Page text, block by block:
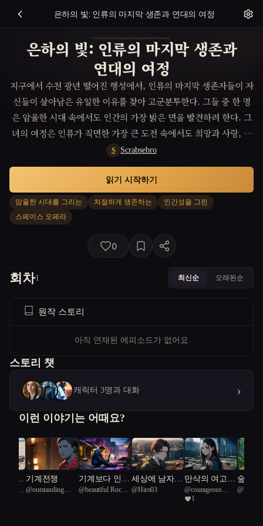
은하의 빛: 인류의 마지막 생존과 연대의 여정
은하의 빛: 인류의 마지막 생존과
연대의 여정
지구에서 수천 광년 떨어진 행성에서, 인류의 마지막 생존자들이 자
신들이 살아남은 유일한 이유를 찾아 고군분투한다. 그들 중 한 명
은 암울한 시대 속에서도 인간의 가장 밝은 면을 발견하려 한다. 그
녀의 여정은 인류가 직면한 가장 큰 도전 속에서도 희망과 사랑, 연
대의 중요성을 탐구한다.
S Scrabsebro
암울한 시대를 그리는 처절하게 생존하는
인간성을 그린
스페이스 오페라
읽기 시작하기
0
회차1 최신순 오래된순
원작 스토리
아직 연재된 에피소드가 없어요
스토리 챗
캐릭터 3명과 대화 ›
이런 이야기는 어때요?
지된 기계전쟁
@outstanding
기계보다 인간
이 두려운 도
@beautiful Rocky
세상에 남자가
나밖에 없다면
@Hiro03
만삭의 여고생
좀비 속에서
첫사랑을 기억
@courageous
Coral Reef 95
1
숲의
어버
@